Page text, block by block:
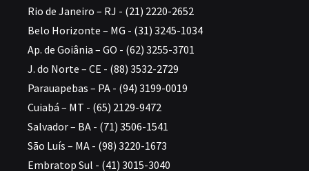
Rio de Janeiro – RJ - (21) 2220-2652
Belo Horizonte – MG - (31) 3245-1034
Ap. de Goiânia – GO - (62) 3255-3701
J. do Norte – CE - (88) 3532-2729
Parauapebas – PA - (94) 3199-0019
Cuiabá – MT - (65) 2129-9472
Salvador – BA - (71) 3506-1541
São Luís – MA - (98) 3220-1673
Embratop Sul - (41) 3015-3040